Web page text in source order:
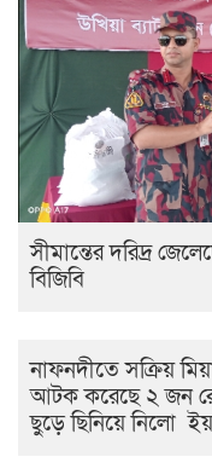
সীমান্তের দরিদ্র
বিজিবি
নাফনদীতে সক্রিয়
আটক করেছে ২ জন
ছুড়ে ছিনিয়ে নিলো